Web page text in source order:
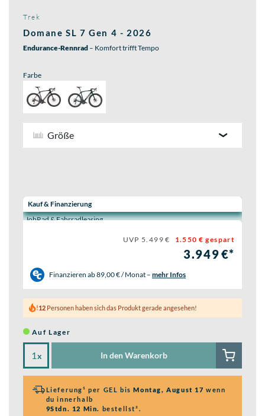
Trek
Domane SL 7 Gen 4 - 2026
Endurance-Rennrad – Komfort trifft Tempo
Farbe
Größe
Wähle eine Preisoption:
Kauf & Finanzierung
JobRad & Fahrradleasing
UVP 5.499 € 1.550 € gespart
3.949 €*
Finanzieren ab89,00 € / Monat – mehr Infos
12 Personen haben sich das Produkt gerade angesehen!
Auf Lager
x In den Warenkorb
Lieferung¹ per GEL bisMontag, August 17 wenn
du innerhalb
9Stdn. 12 Min. bestellst².